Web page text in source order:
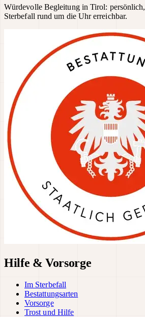
Würdevolle Begleitung in Tirol:
Sterbefall rund um die Uhr erreichbar.
Hilfe & Vorsorge
Im Sterbefall
Bestattungsarten
Vorsorge
Trost und Hilfe